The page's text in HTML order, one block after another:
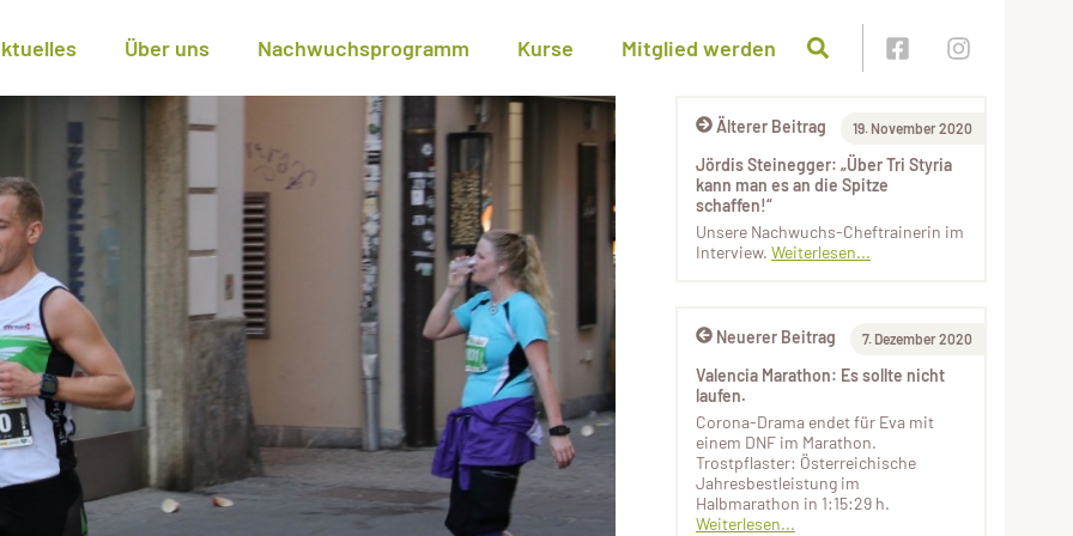
Über uns Nachwuchsprogramm Kurse Mitglied werden
Älterer Beitrag 19. November 2020
Jördis Steinegger: „Über Tri Styria
kann man es an die Spitze
schaffen!“
Unsere Nachwuchs-Cheftrainerin im
Interview. Weiterlesen...
Neuerer Beitrag 7. Dezember 2020
Valencia Marathon: Es sollte nicht
laufen.
Corona-Drama endet für Eva mit
einem DNF im Marathon.
Trostpflaster: Österreichische
Jahresbestleistung im
Halbmarathon in 1:15:29 h.
Weiterlesen...